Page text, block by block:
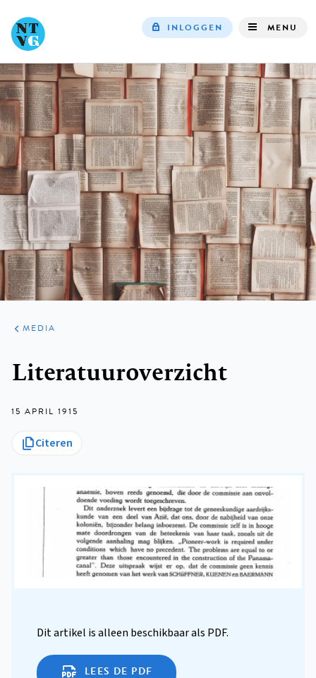
navigation
INLOGGEN MENU
ARTIKELEN
VARIA
MEDIA
Literatuuroverzicht
15 APRIL 1915
Citeren
Dit artikel is alleen beschikbaar als PDF.
LEES DE PDF